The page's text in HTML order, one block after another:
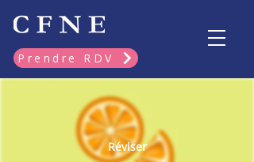
Prendre RDV
Réviser